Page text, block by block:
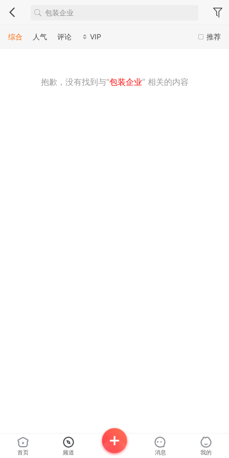
推荐
综合 人气 评论 VIP
抱歉，没有找到与“包装企业” 相关的内容
首页 频道 消息 我的